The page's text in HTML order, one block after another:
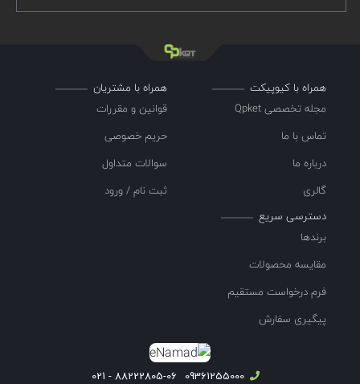
همراه با کیوپیکت
مجله تخصصی Qpket
تماس با ما
درباره ما
گالری
همراه با مشتریان
قوانین و مقررات
حریم خصوصی
سوالات متداول
ثبت نام / ورود
دسترسی سریع
برندها
مقایسه محصولات
فرم درخواست مستقیم
پیگیری سفارش
09361255000
88222805-06 - 021